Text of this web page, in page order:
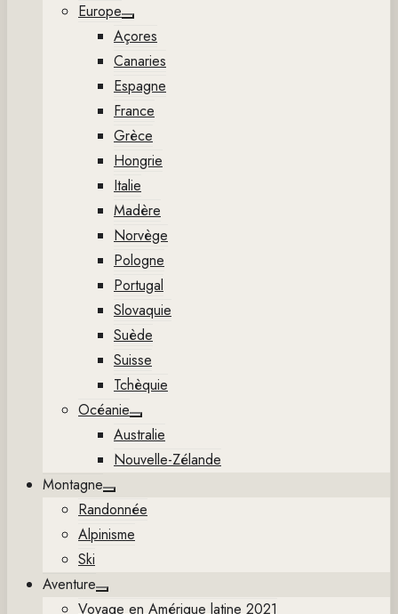
Europe
Show
sub
menu
Açores
Canaries
Espagne
France
Grèce
Hongrie
Italie
Madère
Norvège
Pologne
Portugal
Slovaquie
Suède
Suisse
Tchèquie
Océanie
Show
sub
menu
Australie
Nouvelle-Zélande
Montagne
Show
sub
menu
Randonnée
Alpinisme
Ski
Aventure
Show
Voyage en Amérique latine 2021